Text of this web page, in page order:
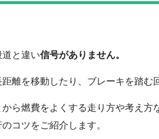
と違い信号がありません。
離を移動したり、ブレーキを踏む
から燃費をよくする走り方や考え
コツをご紹介します。